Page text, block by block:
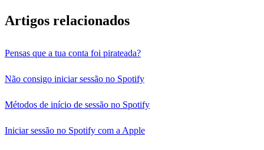
Artigos relacionados
Pensas que a tua conta foi pirateada?
Não consigo iniciar sessão no Spotify
Métodos de início de sessão no Spotify
Iniciar sessão no Spotify com a Apple